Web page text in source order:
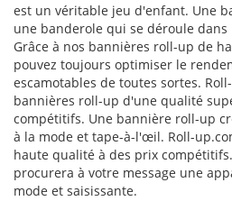
est un véritable jeu d'enfant. Une
une banderole qui se déroule
Grâce à nos bannières roll-up de
pouvez toujours optimiser le
escamotables de toutes sortes.
bannières roll-up d'une qualité
compétitifs. Une bannière roll-up
à la mode et tape-à-l'œil. Roll-
haute qualité à des prix
procurera à votre message une
mode et saisissante.